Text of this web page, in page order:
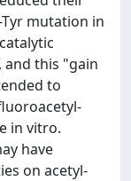
mutation in
and this "gain
to
in vitro.
have
on acetyl-